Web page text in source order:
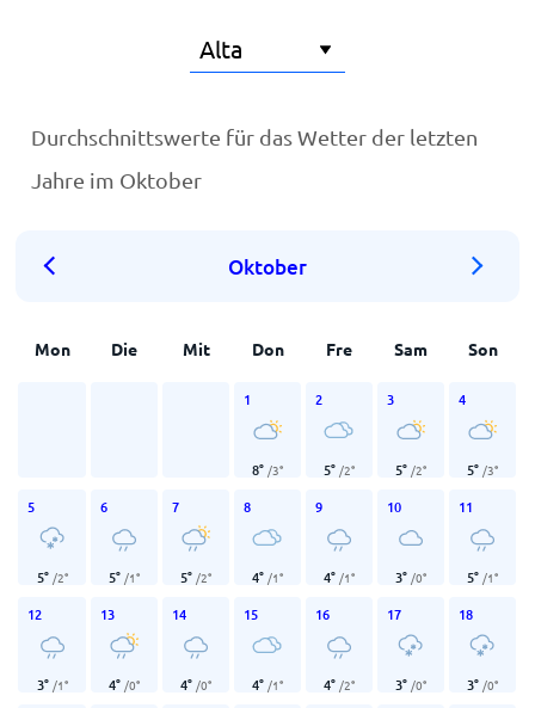
Durchschnittswerte für das Wetter der letzten
Jahre im Oktober
Oktober
Mon Die Mit Don Fre Sam Son
1
8° /3°
2
5° /2°
3
5° /2°
4
5° /3°
5
5° /2°
6
5° /1°
7
5° /2°
8
4° /1°
9
4° /1°
10
3° /0°
11
5° /1°
12
3° /1°
13
4° /0°
14
4° /0°
15
4° /1°
16
4° /2°
17
3° /0°
18
3° /0°